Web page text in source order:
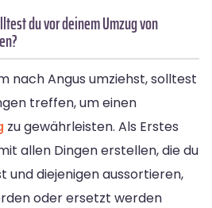
du vor deinem Umzug von
nach Angus umziehst, solltest
treffen, um einen
zu gewährleisten. Als Erstes
allen Dingen erstellen, die du
diejenigen aussortieren,
oder ersetzt werden